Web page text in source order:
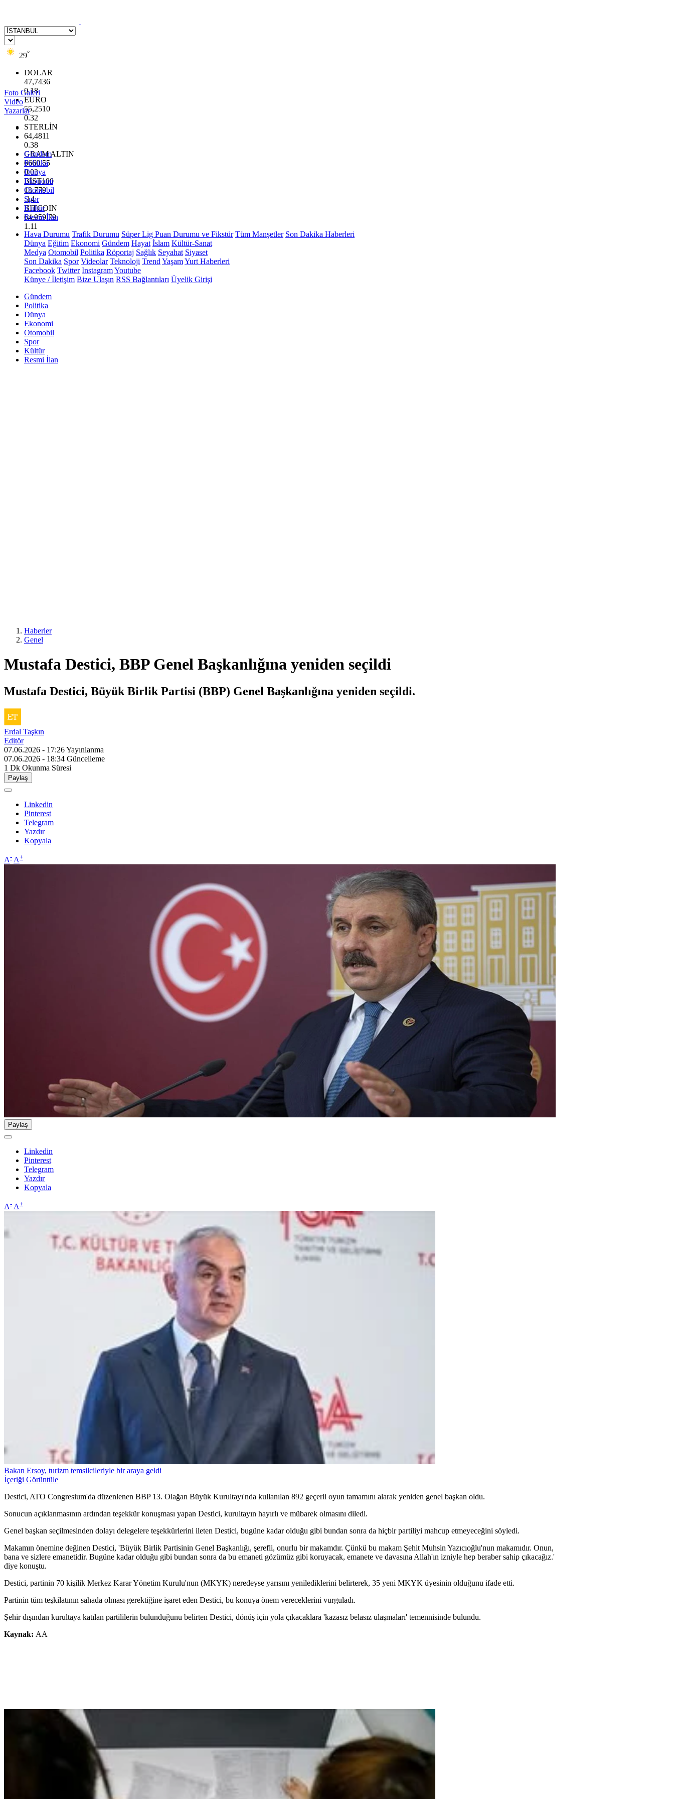
29°
DOLAR
47,7436
0.18
EURO
55,2510
0.32
STERLİN
64,4811
0.38
GRAM ALTIN
6660.55
0.03
BİST100
13.779
-14
BITCOIN
64.959,79
1.11
Foto Galeri
Video
Yazarlar
Gündem
Politika
Dünya
Ekonomi
Otomobil
Spor
Kültür
Resmi İlan
Hava Durumu Trafik Durumu Süper Lig Puan Durumu ve Fikstür Tüm Manşetler Son Dakika Haberleri
Dünya Eğitim Ekonomi Gündem Hayat İslam Kültür-Sanat
Medya Otomobil Politika Röportaj Sağlık Seyahat Siyaset
Son Dakika Spor Videolar Teknoloji Trend YaşamYurt Haberleri
Facebook Twitter InstagramYoutube
Künye / İletişim Bize Ulaşın RSS Bağlantıları Üyelik Girişi
Gündem
Politika
Dünya
Ekonomi
Otomobil
Spor
Kültür
Resmi İlan
Haberler
Genel
Mustafa Destici, BBP Genel Başkanlığına yeniden seçildi
Mustafa Destici, Büyük Birlik Partisi (BBP) Genel Başkanlığına yeniden seçildi.
Erdal Taşkın
Editör
07.06.2026 - 17:26Yayınlanma
07.06.2026 - 18:34 Güncelleme
1 Dk Okunma Süresi
Paylaş
Linkedin
Pinterest
Telegram
Yazdır
Kopyala
A- A+
Paylaş
Linkedin
Pinterest
Telegram
Yazdır
Kopyala
A- A+
Bakan Ersoy, turizm temsilcileriyle bir araya geldi
İçeriği Görüntüle
Destici, ATO Congresium'da düzenlenen BBP 13. Olağan Büyük Kurultayı'nda kullanılan 892 geçerli oyun tamamını alarak yeniden genel başkan oldu.
Sonucun açıklanmasının ardından teşekkür konuşması yapan Destici, kurultayın hayırlı ve mübarek olmasını diledi.
Genel başkan seçilmesinden dolayı delegelere teşekkürlerini ileten Destici, bugüne kadar olduğu gibi bundan sonra da hiçbir partiliyi mahcup etmeyeceğini söyledi.
Makamın önemine değinen Destici, 'Büyük Birlik Partisinin Genel Başkanlığı, şerefli, onurlu bir makamdır. Çünkü bu makam Şehit Muhsin Yazıcıoğlu'nun makamıdır. Onun,
bana ve sizlere emanetidir. Bugüne kadar olduğu gibi bundan sonra da bu emaneti gözümüz gibi koruyacak, emanete ve davasına Allah'ın izniyle hep beraber sahip çıkacağız.'
diye konuştu.
Destici, partinin 70 kişilik Merkez Karar Yönetim Kurulu'nun (MKYK) neredeyse yarısını yenilediklerini belirterek, 35 yeni MKYK üyesinin olduğunu ifade etti.
Partinin tüm teşkilatının sahada olması gerektiğine işaret eden Destici, bu konuya önem vereceklerini vurguladı.
Şehir dışından kurultaya katılan partililerin bulunduğunu belirten Destici, dönüş için yola çıkacaklara 'kazasız belasız ulaşmaları' temennisinde bulundu.
Kaynak: AA